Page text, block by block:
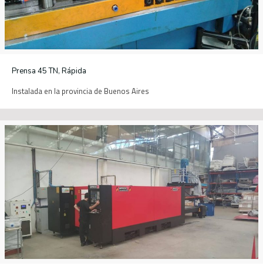
Prensa 45 TN, Rápida
Instalada en la provincia de Buenos Aires